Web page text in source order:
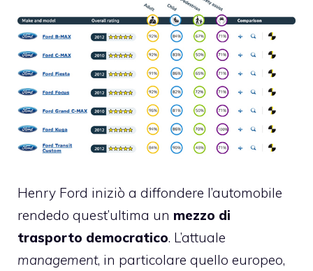
Henry Ford iniziò a diffondere l’automobile
rendedo quest’ultima un mezzo di
trasporto democratico. L’attuale
management, in particolare quello europeo,